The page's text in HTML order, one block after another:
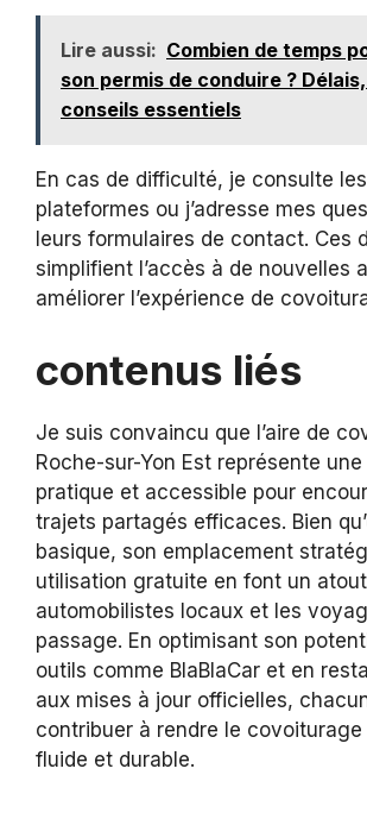
Lire aussi: Combien de temps
son permis de conduire ?
conseils essentiels
En cas de difficulté, je consulte les
plateformes ou j’adresse mes
leurs formulaires de contact. Ces
simplifient l’accès à de nouvelles
améliorer l’expérience de
contenus liés
Je suis convaincu que l’aire de
Roche-sur-Yon Est représente
pratique et accessible pour
trajets partagés efficaces. Bien
basique, son emplacement
utilisation gratuite en font un
automobilistes locaux et les
passage. En optimisant son
outils comme BlaBlaCar et en
aux mises à jour officielles,
contribuer à rendre le
fluide et durable.